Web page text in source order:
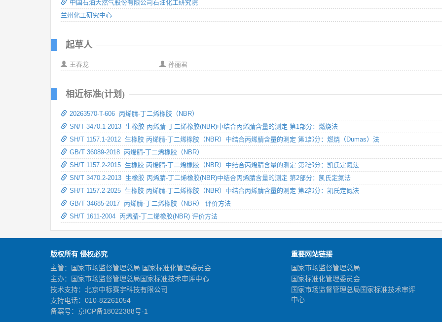
中国石油天然气股份有限公司石油化工研究院
兰州化工研究中心
起草人
王春龙 孙丽君
相近标准(计划)
20263570-T-606 丙烯腈-丁二烯橡胶（NBR）
SN/T 3470.1-2013 生橡胶 丙烯腈-丁二烯橡胶(NBR)中结合丙烯腈含量的测定 第1部分：燃烧法
SH/T 1157.1-2012 生橡胶 丙烯腈-丁二烯橡胶（NBR）中结合丙烯腈含量的测定 第1部分：燃烧（Dumas）法
GB/T 36089-2018 丙烯腈-丁二烯橡胶（NBR）
SH/T 1157.2-2015 生橡胶 丙烯腈-丁二烯橡胶（NBR）中结合丙烯腈含量的测定 第2部分：凯氏定氮法
SN/T 3470.2-2013 生橡胶 丙烯腈-丁二烯橡胶(NBR)中结合丙烯腈含量的测定 第2部分：凯氏定氮法
SH/T 1157.2-2025 生橡胶 丙烯腈-丁二烯橡胶（NBR）中结合丙烯腈含量的测定 第2部分：凯氏定氮法
GB/T 34685-2017 丙烯腈-丁二烯橡胶（NBR） 评价方法
SH/T 1611-2004 丙烯腈-丁二烯橡胶(NBR) 评价方法
版权所有 侵权必究
主管：国家市场监督管理总局 国家标准化管理委员会
主办：国家市场监督管理总局国家标准技术审评中心
技术支持：北京中标赛宇科技有限公司
支持电话：010-82261054
备案号： 京ICP备18022388号-1
重要网站链接
国家市场监督管理总局
国家标准化管理委员会
国家市场监督管理总局国家标准技术审评
中心